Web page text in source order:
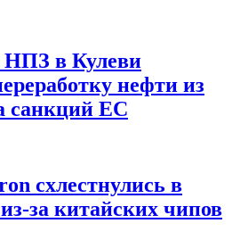
НПЗ в Кулеви
нефти из
санкций ЕС
схлестнулись в
за китайских чипов